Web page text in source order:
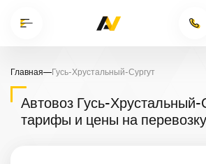
Главная—Гусь-Хрустальный-Сургут
Автовоз Гусь-Хрустальный-
тарифы и цены на перевозку